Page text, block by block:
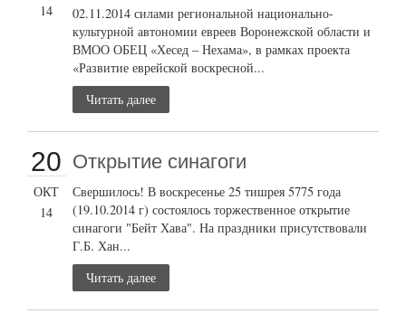
14
02.11.2014 силами региональной национально-
культурной автономии евреев Воронежской области и
ВМОО ОБЕЦ «Хесед – Нехама», в рамках проекта
«Развитие еврейской воскресной...
Читать далее
20
ОКТ
14
Открытие синагоги
Свершилось! В воскресенье 25 тишрея 5775 года
(19.10.2014 г) состоялось торжественное открытие
синагоги "Бейт Хава". На праздники присутствовали
Г.Б. Хан...
Читать далее